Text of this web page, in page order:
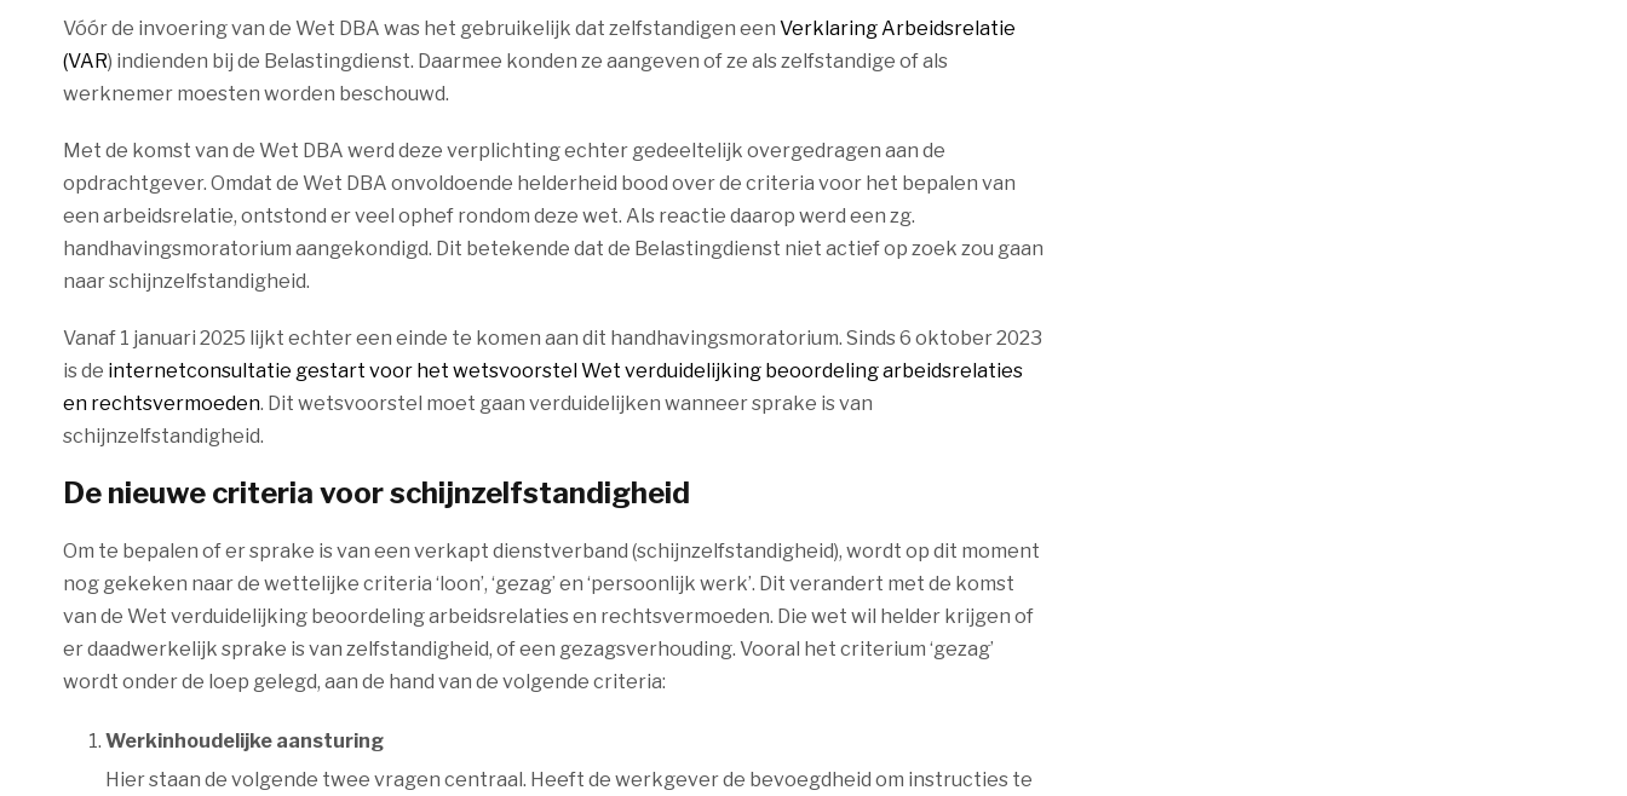
Vóór de invoering van de Wet DBA was het gebruikelijk dat zelfstandigen een Verklaring Arbeidsrelatie
(VAR) indienden bij de Belastingdienst. Daarmee konden ze aangeven of ze als zelfstandige of als
werknemer moesten worden beschouwd.
Met de komst van de Wet DBA werd deze verplichting echter gedeeltelijk overgedragen aan de
opdrachtgever. Omdat de Wet DBA onvoldoende helderheid bood over de criteria voor het bepalen van
een arbeidsrelatie, ontstond er veel ophef rondom deze wet. Als reactie daarop werd een zg.
handhavingsmoratorium aangekondigd. Dit betekende dat de Belastingdienst niet actief op zoek zou gaan
naar schijnzelfstandigheid.
Vanaf 1 januari 2025 lijkt echter een einde te komen aan dit handhavingsmoratorium. Sinds 6 oktober 2023
is de internetconsultatie gestart voor het wetsvoorstel Wet verduidelijking beoordeling arbeidsrelaties
en rechtsvermoeden. Dit wetsvoorstel moet gaan verduidelijken wanneer sprake is van
schijnzelfstandigheid.
De nieuwe criteria voor schijnzelfstandigheid
Om te bepalen of er sprake is van een verkapt dienstverband (schijnzelfstandigheid), wordt op dit moment
nog gekeken naar de wettelijke criteria ‘loon’, ‘gezag’ en ‘persoonlijk werk’. Dit verandert met de komst
van de Wet verduidelijking beoordeling arbeidsrelaties en rechtsvermoeden. Die wet wil helder krijgen of
er daadwerkelijk sprake is van zelfstandigheid, of een gezagsverhouding. Vooral het criterium ‘gezag’
wordt onder de loep gelegd, aan de hand van de volgende criteria:
Werkinhoudelijke aansturing
Hier staan de volgende twee vragen centraal. Heeft de werkgever de bevoegdheid om instructies te